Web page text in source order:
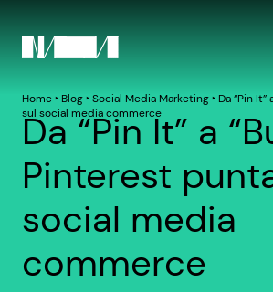
Home‣ Blog‣Social Media Marketing‣ Da “Pin
sul social media commerce
Da “Pin It” a
Pinterest
social media
commerce